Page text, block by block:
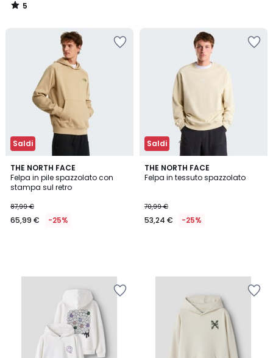
5
/
Saldi
THE NORTH FACE
Felpa in pile spazzolato con
stampa sul retro
87,99 €
65,99 € -25%
Saldi
THE NORTH FACE
Felpa in tessuto spazzolato
70,99 €
53,24 € -25%